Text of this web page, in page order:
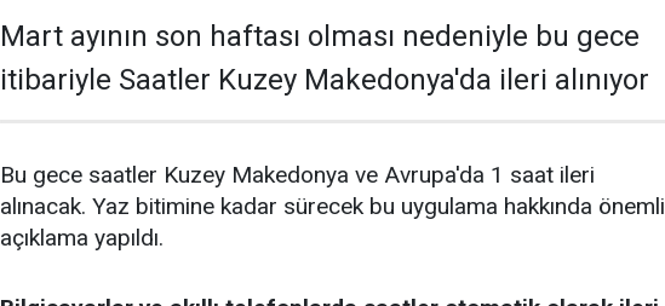
Mart ayının son haftası olması nedeniyle bu gece
itibariyle Saatler Kuzey Makedonya'da ileri alınıyor
Bu gece saatler Kuzey Makedonya ve Avrupa'da 1 saat ileri
alınacak. Yaz bitimine kadar sürecek bu uygulama hakkında önemli
açıklama yapıldı.